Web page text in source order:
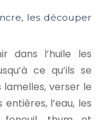
les découper
dans l’huile les
ce qu’ils se
verser le
l’eau, les